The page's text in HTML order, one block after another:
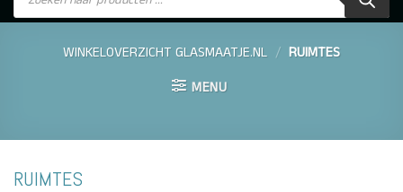
WINKELOVERZICHT GLASMAATJE.NL / RUIMTES
MENU
RUIMTES